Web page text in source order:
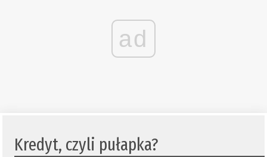
ad
Kredyt, czyli pułapka?